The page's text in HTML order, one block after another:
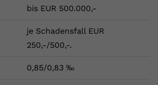
bis EUR 500.000,-
je Schadensfall EUR
250,-/500,-.
0,85/0,83 ‰
Videopräferenzen des Nutzers zu
Videos verwendet.